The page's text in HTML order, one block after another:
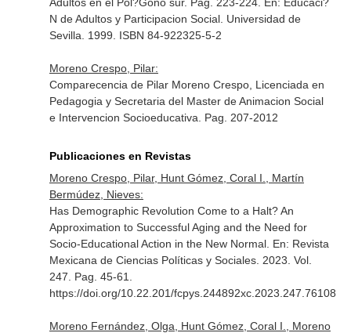
N de Adultos y Participacion Social. Universidad de
Sevilla. 1999. ISBN 84-922325-5-2
Moreno Crespo, Pilar:
Comparecencia de Pilar Moreno Crespo, Licenciada en
Pedagogia y Secretaria del Master de Animacion Social
e Intervencion Socioeducativa. Pag. 207-2012
Publicaciones en Revistas
Moreno Crespo, Pilar, Hunt Gómez, Coral I., Martín
Bermúdez, Nieves:
Has Demographic Revolution Come to a Halt? An
Approximation to Successful Aging and the Need for
Socio-Educational Action in the New Normal. En: Revista
Mexicana de Ciencias Políticas y Sociales. 2023. Vol.
247. Pag. 45-61.
https://doi.org/10.22.201/fcpys.244892xc.2023.247.76108
Moreno Fernández, Olga, Hunt Gómez, Coral I., Moreno